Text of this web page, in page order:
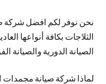
نحن نوفر لكم افضل شركة
الثلاجات بكافة أنواعها
الصيانة الدورية والصيانة
لماذا شركة صيانة مجمدات